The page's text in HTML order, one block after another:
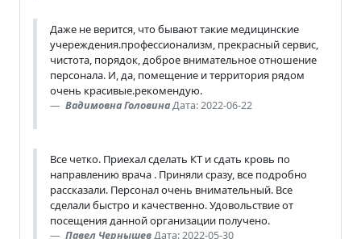
Даже не верится, что бывают такие медицинские
учереждения.профессионализм, прекрасный сервис,
чистота, порядок, доброе внимательное отношение
персонала. И, да, помещение и территория рядом
очень красивые.рекомендую.
Вадимовна ГоловинаДата: 2022-06-22
Все четко. Приехал сделать КТ и сдать кровь по
направлению врача . Приняли сразу, все подробно
рассказали. Персонал очень внимательный. Все
сделали быстро и качественно. Удовольствие от
посещения данной организации получено.
Павел ЧернышевДата: 2022-05-30